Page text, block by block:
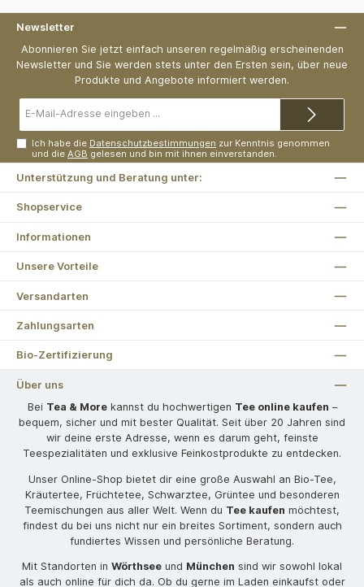
Newsletter
Abonnieren Sie jetzt einfach unseren regelmäßig erscheinenden
Newsletter und Sie werden stets unter den Ersten sein, über neue
Produkte und Angebote informiert werden.
Mail-
Ich habe die Datenschutzbestimmungen zur Kenntnis genommen
und dieAGB gelesen und bin mit ihnen einverstanden.
Unterstützung und Beratung unter:
Shopservice
Informationen
Unsere Vorteile
Versandarten
Zahlungsarten
Bio-Zertifizierung
Über uns
Bei Tea & Morekannst du hochwertigen Tee online kaufen –
bequem, sicher und mit bester Qualität. Seit über 20 Jahren sind
wir deine erste Adresse, wenn es darum geht, feinste
Teespezialitäten und exklusive Feinkostprodukte zu entdecken.
Unser Online-Shop bietet dir eine große Auswahl an Bio-Tee,
Kräutertee, Früchtetee, Schwarztee, Grüntee und besonderen
Teemischungen aus aller Welt. Wenn du Tee kaufen möchtest,
findest du bei uns nicht nur ein breites Sortiment, sondern auch
fundiertes Wissen und persönliche Beratung.
Mit Standorten in Wörthsee und München sind wir sowohl lokal
als auch online für dich da. Ob du gerne im Laden einkaufst oder